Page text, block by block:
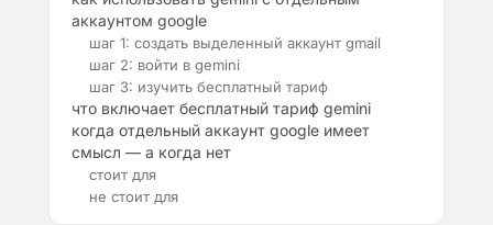
аккаунтом google
шаг 1: создать выделенный аккаунт gmail
шаг 2: войти в gemini
шаг 3: изучить бесплатный тариф
что включает бесплатный тариф gemini
когда отдельный аккаунт google имеет
смысл — а когда нет
стоит для
не стоит для